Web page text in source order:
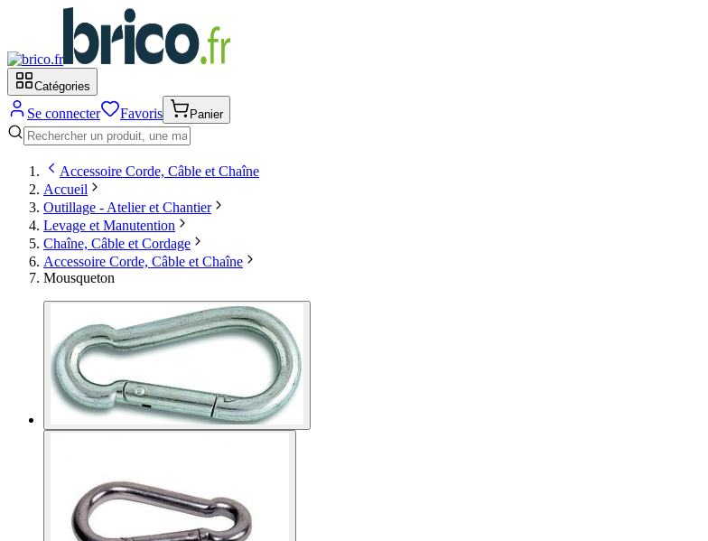
Catégories
Se connecter Favoris Panier
Accessoire Corde, Câble et Chaîne
Accueil
Outillage - Atelier et Chantier
Levage et Manutention
Chaîne, Câble et Cordage
Accessoire Corde, Câble et Chaîne
Mousqueton